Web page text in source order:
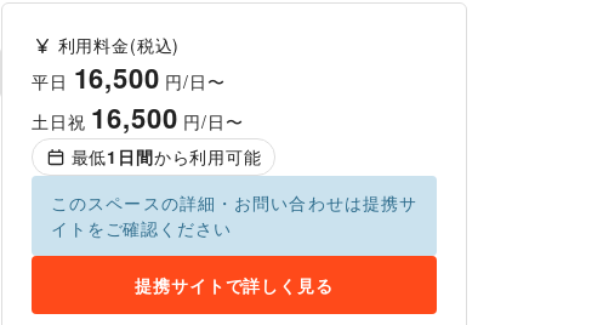
利用料金(税込)
平日 16,500 円/日〜
土日祝 16,500 円/日〜
最低1 日間から利用可能
このスペースの詳細・お問い合わせは提携サ
イトをご確認ください
提携サイトで詳しく見る